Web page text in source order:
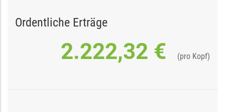
Ordentliche Erträge
2.222,32 € (pro Kopf)